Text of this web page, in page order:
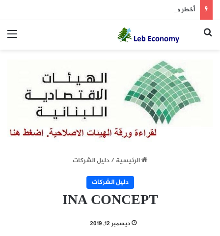
أخطر ما دار داخل غرفة المفاوضات
بحث عن
الرئيسية/دليل الشركات
دليل الشركات
INA CONCEPT
ديسمبر 12, 2019